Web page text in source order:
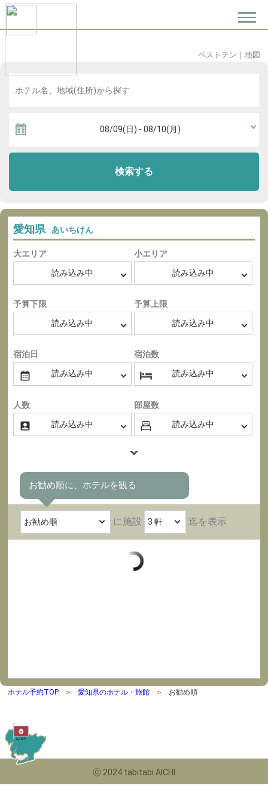
地図
｜
ベストテン
検索する
愛知県 あいちけん
大エリア 小エリア
予算下限 予算上限
宿泊日 宿泊数
人数 部屋数
お勧め順に、ホテルを観る
に施設 迄を表示
ホテル予約TOP 愛知県のホテル・旅館 お勧め順
ⓒ 2024 tabitabi AICHI